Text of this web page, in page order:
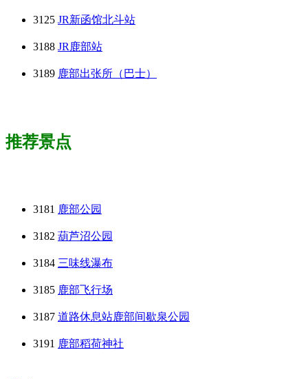
3125 JR新函馆北斗站
3188 JR鹿部站
3189 鹿部出张所（巴士）
推荐景点
3181 鹿部公园
3182 葫芦沼公园
3184 三味线瀑布
3185 鹿部飞行场
3187 道路休息站鹿部间歇泉公园
3191 鹿部稻荷神社